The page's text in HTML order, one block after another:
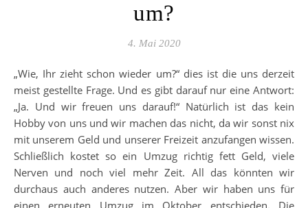
um?
4. Mai 2020
„Wie, Ihr zieht schon wieder um?“ dies ist die uns derzeit
meist gestellte Frage. Und es gibt darauf nur eine Antwort:
„Ja. Und wir freuen uns darauf!“ Natürlich ist das kein
Hobby von uns und wir machen das nicht, da wir sonst nix
mit unserem Geld und unserer Freizeit anzufangen wissen.
Schließlich kostet so ein Umzug richtig fett Geld, viele
Nerven und noch viel mehr Zeit. All das könnten wir
durchaus auch anderes nutzen. Aber wir haben uns für
einen erneuten Umzug im Oktober entschieden. Die